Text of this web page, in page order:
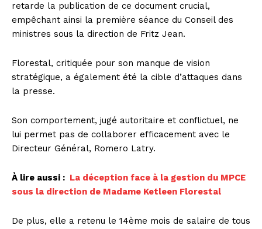
retarde la publication de ce document crucial,
empêchant ainsi la première séance du Conseil des
ministres sous la direction de Fritz Jean.
Florestal, critiquée pour son manque de vision
stratégique, a également été la cible d’attaques dans
la presse.
Son comportement, jugé autoritaire et conflictuel, ne
lui permet pas de collaborer efficacement avec le
Directeur Général, Romero Latry.
À lire aussi : La déception face à la gestion du MPCE
sous la direction de Madame Ketleen Florestal
De plus, elle a retenu le 14ème mois de salaire de tous